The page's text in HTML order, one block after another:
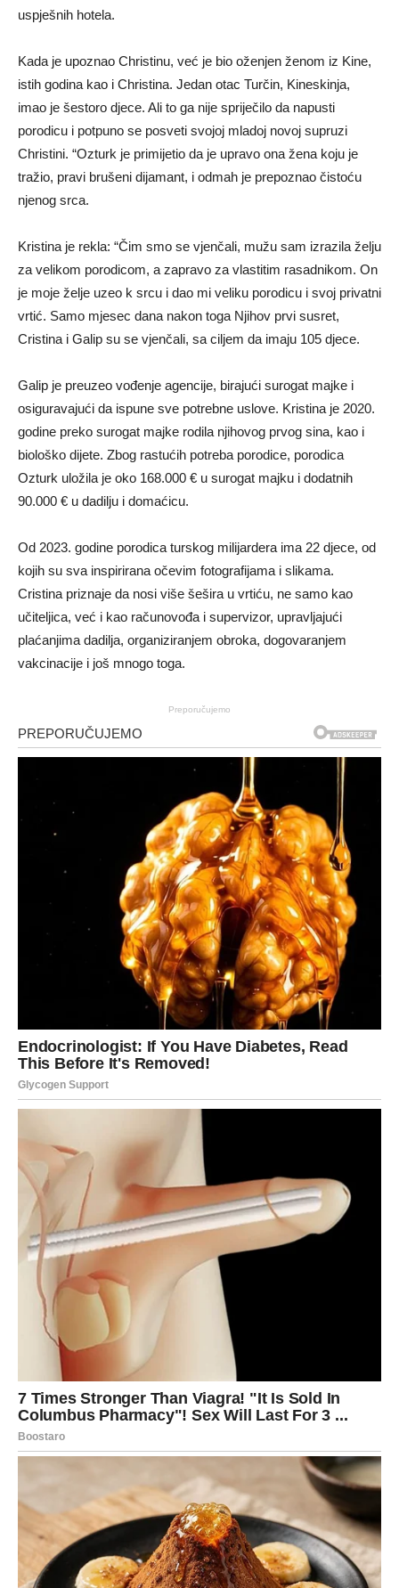
uspješnih hotela.
Kada je upoznao Christinu, već je bio oženjen ženom iz Kine,
istih godina kao i Christina. Jedan otac Turčin, Kineskinja,
imao je šestoro djece. Ali to ga nije spriječilo da napusti
porodicu i potpuno se posveti svojoj mladoj novoj supruzi
Christini. “Ozturk je primijetio da je upravo ona žena koju je
tražio, pravi brušeni dijamant, i odmah je prepoznao čistoću
njenog srca.
Kristina je rekla: “Čim smo se vjenčali, mužu sam izrazila želju
za velikom porodicom, a zapravo za vlastitim rasadnikom. On
je moje želje uzeo k srcu i dao mi veliku porodicu i svoj privatni
vrtić. Samo mjesec dana nakon toga Njihov prvi susret,
Cristina i Galip su se vjenčali, sa ciljem da imaju 105 djece.
Galip je preuzeo vođenje agencije, birajući surogat majke i
osiguravajući da ispune sve potrebne uslove. Kristina je 2020.
godine preko surogat majke rodila njihovog prvog sina, kao i
biološko dijete. Zbog rastućih potreba porodice, porodica
Ozturk uložila je oko 168.000 € u surogat majku i dodatnih
90.000 € u dadilju i domaćicu.
Od 2023. godine porodica turskog milijardera ima 22 djece, od
kojih su sva inspirirana očevim fotografijama i slikama.
Cristina priznaje da nosi više šešira u vrtiću, ne samo kao
učiteljica, već i kao računovođa i supervizor, upravljajući
plaćanjima dadilja, organiziranjem obroka, dogovaranjem
vakcinacije i još mnogo toga.
Preporučujemo